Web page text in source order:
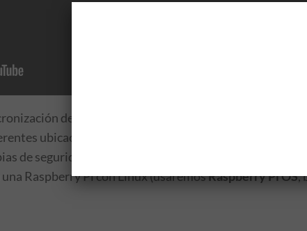
de archivos basada en la tecnología de
ubicaciones. Instalar Resilio Sync en una
de seguridad, compartir archivos, o como un centro
Raspberry Pi con Linux (usaremosRaspberry Pi OS,